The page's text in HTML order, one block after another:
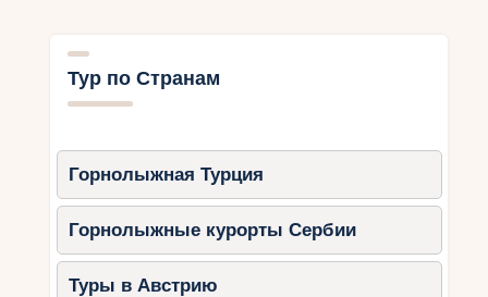
Тур по Странам
Горнолыжная Турция
Горнолыжные курорты Сербии
Туры в Австрию